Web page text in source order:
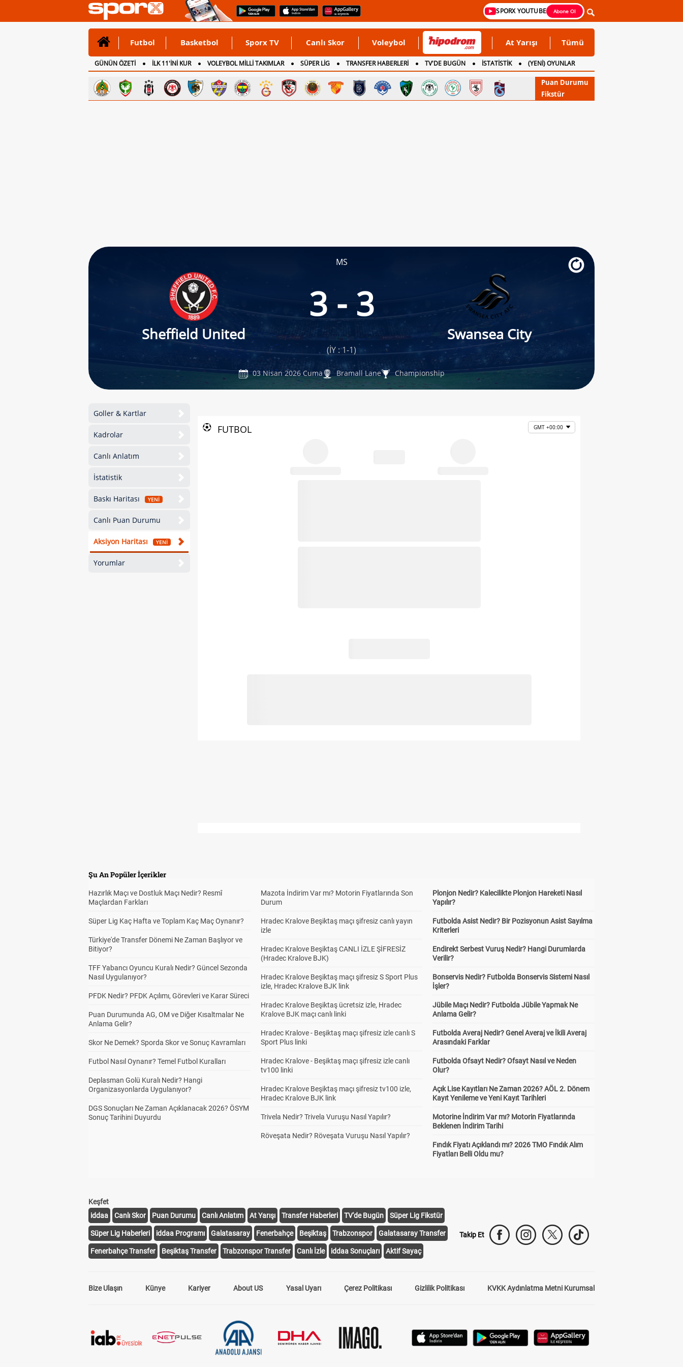
SPORX YOUTUBE Abone Ol
Futbol Basketbol Sporx TV Canlı Skor Voleybol At Yarışı Tümü
GÜNÜN ÖZETİ İLK 11'İNİ KUR VOLEYBOL MİLLİ TAKIMLAR SÜPER LİG TRANSFER HABERLERİ TV'DE BUGÜN İSTATİSTİK
(YENİ) OYUNLAR
CANLI ANLATIM
İNGİLTERE
Puan Durumu
Fikstür
MS
Sheffield United
3 - 3
Swansea City
(İY : 1-1)
03 Nisan 2026 Cuma Bramall Lane Championship
Goller & Kartlar
Kadrolar
Canlı Anlatım
İstatistik
Baskı Haritası YENİ
Canlı Puan Durumu
Aksiyon Haritası YENİ
Yorumlar
FUTBOL GMT +00:00
Şu An Popüler İçerikler
Hazırlık Maçı ve Dostluk Maçı Nedir? Resmî
Maçlardan Farkları
Süper Lig Kaç Hafta ve Toplam Kaç Maç Oynanır?
Türkiye'de Transfer Dönemi Ne Zaman Başlıyor ve
Bitiyor?
TFF Yabancı Oyuncu Kuralı Nedir? Güncel Sezonda
Nasıl Uygulanıyor?
PFDK Nedir? PFDK Açılımı, Görevleri ve Karar Süreci
Puan Durumunda AG, OM ve Diğer Kısaltmalar Ne
Anlama Gelir?
Skor Ne Demek? Sporda Skor ve Sonuç Kavramları
Futbol Nasıl Oynanır? Temel Futbol Kuralları
Deplasman Golü Kuralı Nedir? Hangi
Organizasyonlarda Uygulanıyor?
DGS Sonuçları Ne Zaman Açıklanacak 2026? ÖSYM
Sonuç Tarihini Duyurdu
Mazota İndirim Var mı? Motorin Fiyatlarında Son
Durum
Hradec Kralove Beşiktaş maçı şifresiz canlı yayın
izle
Hradec Kralove Beşiktaş CANLI İZLE ŞİFRESİZ
(Hradec Kralove BJK)
Hradec Kralove Beşiktaş maçı şifresiz S Sport Plus
izle, Hradec Kralove BJK link
Hradec Kralove Beşiktaş ücretsiz izle, Hradec
Kralove BJK maçı canlı linki
Hradec Kralove - Beşiktaş maçı şifresiz izle canlı S
Sport Plus linki
Hradec Kralove - Beşiktaş maçı şifresiz izle canlı
tv100 linki
Hradec Kralove Beşiktaş maçı şifresiz tv100 izle,
Hradec Kralove BJK link
Trivela Nedir? Trivela Vuruşu Nasıl Yapılır?
Röveşata Nedir? Röveşata Vuruşu Nasıl Yapılır?
Plonjon Nedir? Kalecilikte Plonjon Hareketi Nasıl
Yapılır?
Futbolda Asist Nedir? Bir Pozisyonun Asist Sayılma
Kriterleri
Endirekt Serbest Vuruş Nedir? Hangi Durumlarda
Verilir?
Bonservis Nedir? Futbolda Bonservis Sistemi Nasıl
İşler?
Jübile Maçı Nedir? Futbolda Jübile Yapmak Ne
Anlama Gelir?
Futbolda Averaj Nedir? Genel Averaj ve İkili Averaj
Arasındaki Farklar
Futbolda Ofsayt Nedir? Ofsayt Nasıl ve Neden
Olur?
Açık Lise Kayıtları Ne Zaman 2026? AÖL 2. Dönem
Kayıt Yenileme ve Yeni Kayıt Tarihleri
Motorine İndirim Var mı? Motorin Fiyatlarında
Beklenen İndirim Tarihi
Fındık Fiyatı Açıklandı mı? 2026 TMO Fındık Alım
Fiyatları Belli Oldu mu?
Keşfet
iddaa
Canlı Skor Puan Durumu Canlı Anlatım At Yarışı Transfer Haberleri TV'de Bugün Süper Lig Fikstür
Süper Lig Haberleri iddaa Programı Galatasaray Fenerbahçe Beşiktaş Trabzonspor Galatasaray Transfer
Fenerbahçe Transfer Beşiktaş Transfer Trabzonspor Transfer Canlı İzle iddaa Sonuçları Aktif Sayaç
Takip Et
Bize Ulaşın Künye Kariyer About US Yasal Uyarı Çerez Politikası Gizlilik Politikası KVKK Aydınlatma Metni Kurumsal